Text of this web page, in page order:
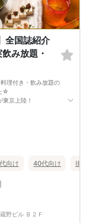
あります
場合がございま
いただきます
もございます
性がございます
男女比が大きく崩
なり、交通費、宿泊
す
しません
全国誌紹介
み放題・
理付き・飲み放題の
☆
京上陸！
まで徹底的にサポ
式の二次会の有名
にお席までお持ち
をお楽しみ頂きた
向け 40代向け 街
野ビル Ｂ２Ｆ